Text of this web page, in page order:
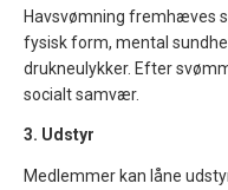
Havsvømning fremhæves
fysisk form, mental
drukneulykker. Efter
socialt samvær.
3. Udstyr
Medlemmer kan låne